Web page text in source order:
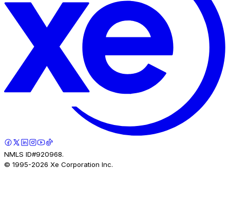
NMLS ID#920968.
© 1995-2026 Xe Corporation Inc.